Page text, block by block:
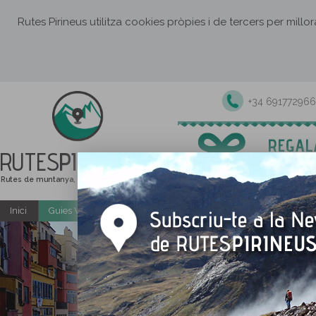
Rutes Pirineus utilitza cookies pròpies i de tercers per
RUTESPIRINEUS
Rutes de muntanya, senderisme i excursions
+34 691772966
Inici Guies Web i PDF gratuïtes Excursions i activitats